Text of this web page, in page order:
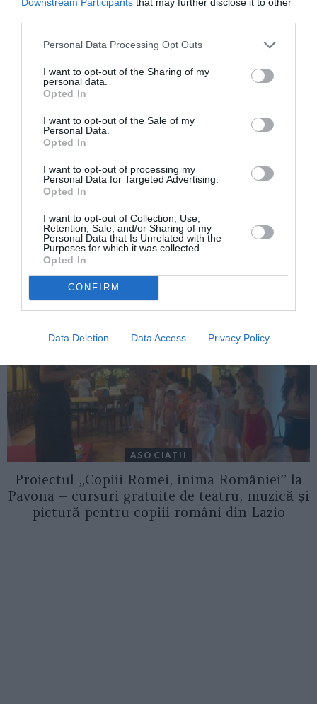
Personal Data Processing Opt Outs
I want to opt-out of the Sharing of my
personal data.
Opted In
I want to opt-out of the Sale of my
Personal Data.
Opted In
I want to opt-out of processing my
Personal Data for Targeted Advertising.
Opted In
I want to opt-out of Collection, Use,
Retention, Sale, and/or Sharing of my
Personal Data that Is Unrelated with the
Purposes for which it was collected.
Opted In
CONFIRM
Data Deletion Data Access Privacy Policy
AȚI PUTEA DORI DE
ITALIA
Concursul Miss Badante 2026: informații
despre înscrieri și participare
ASOCIAŢII
Proiectul „Copiii Romei, inima României” la
Pavona – cursuri gratuite de teatru, muzică și
pictură pentru copiii români din Lazio